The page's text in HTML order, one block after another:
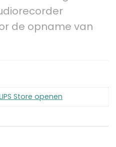
de opname van
Store openen